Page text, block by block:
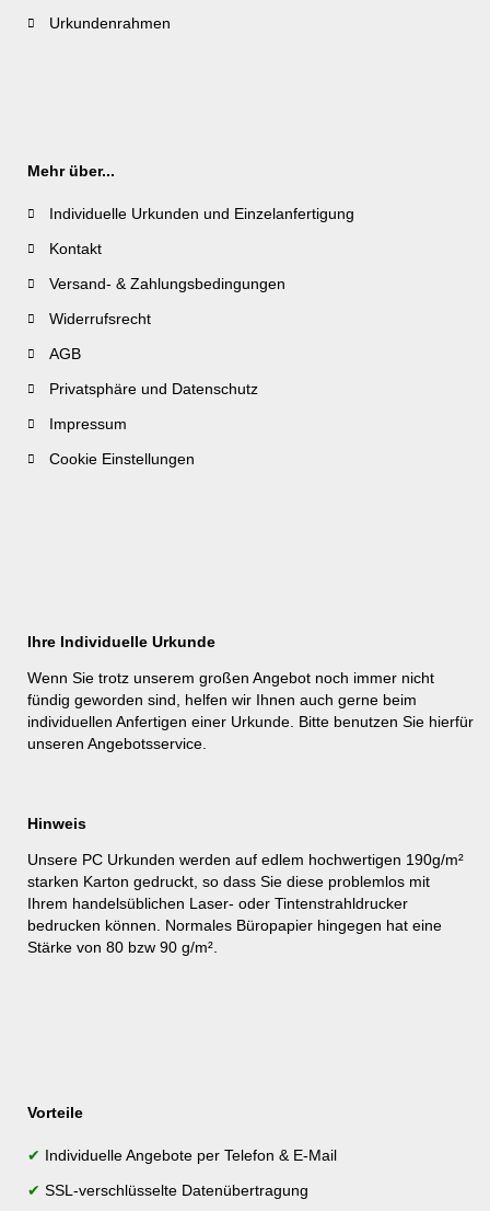
Urkundenrahmen
Mehr über...
Individuelle Urkunden und Einzelanfertigung
Kontakt
Versand- & Zahlungsbedingungen
Widerrufsrecht
AGB
Privatsphäre und Datenschutz
Impressum
Cookie Einstellungen
Ihre Individuelle Urkunde
Wenn Sie trotz unserem großen Angebot noch immer nicht
fündig geworden sind, helfen wir Ihnen auch gerne beim
individuellen Anfertigen einer Urkunde. Bitte benutzen Sie hierfür
unseren Angebotsservice
Hinweis
Unsere PC Urkunden werden auf edlem hochwertigen 190g/m²
starken Karton gedruckt, so dass Sie diese problemlos mit
Ihrem handelsüblichen Laser- oder Tintenstrahldrucker
bedrucken können. Normales Büropapier hingegen hat eine
Stärke von 80 bzw 90 g/m².
Vorteile
✔ Individuelle Angebote per Telefon & E-Mail
✔ SSL-verschlüsselte Datenübertragung